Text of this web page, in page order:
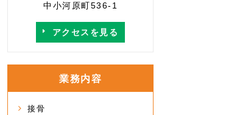
中小河原町536-1
アクセスを見る
業務内容
接骨